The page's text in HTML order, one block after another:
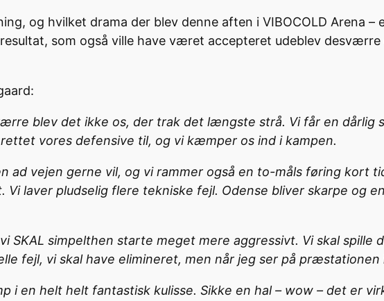
og hvilket drama der blev denne aften i VIBOCOLD Arena
som også ville have været accepteret udeblev
blev det ikke os, der trak det længste strå. Vi får en
vores defensive til, og vi kæmper os ind i kampen.
ad vejen gerne vil, og vi rammer også en to-måls føring kort
laver pludselig flere tekniske fejl. Odense bliver skarpe og
SKAL simpelthen starte meget mere aggressivt. Vi skal spille
fejl, vi skal have elimineret, men når jeg ser på
i en helt helt fantastisk kulisse. Sikke en hal – wow – det er